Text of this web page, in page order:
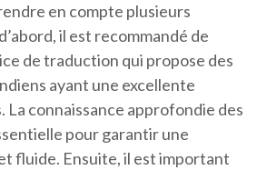
en compte plusieurs
il est recommandé de
de traduction qui propose des
ayant une excellente
La connaissance approfondie des
pour garantir une
fluide. Ensuite, il est important